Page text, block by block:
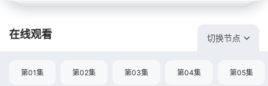
在线观看 切换节点
第01集 第02集 第03集 第04集 第05集